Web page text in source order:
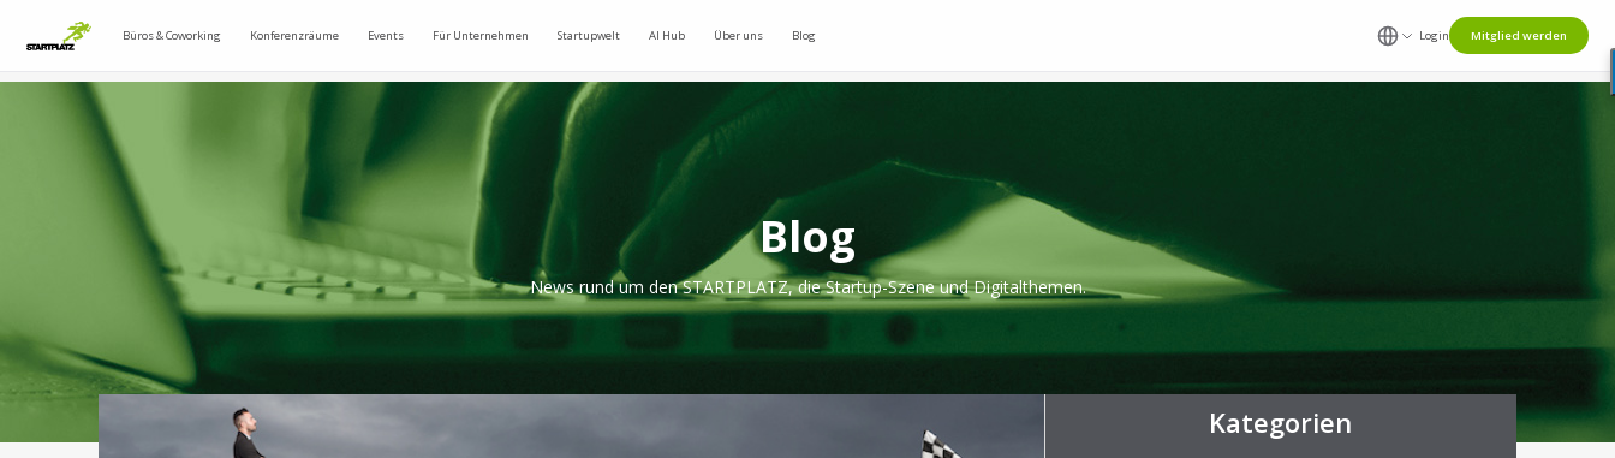
Büros & Coworking Konferenzräume Events Für Unternehmen Startupwelt AI Hub Über uns Blog Login Mitglied werden
Blog
News rund um den STARTPLATZ, die Startup-Szene und Digitalthemen.
Kategorien